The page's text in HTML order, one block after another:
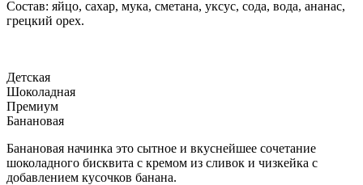
Состав: яйцо, сахар, мука, сметана, уксус, сода, вода, ананас,
грецкий орех.
Детская
Шоколадная
Премиум
Банановая
Банановая начинка это сытное и вкуснейшее сочетание
шоколадного бисквита с кремом из сливок и чизкейка с
добавлением кусочков банана.